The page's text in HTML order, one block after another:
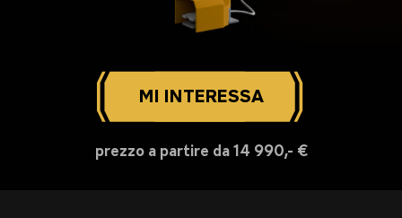
MI INTERESSA
prezzo a partire da 14 990,- €